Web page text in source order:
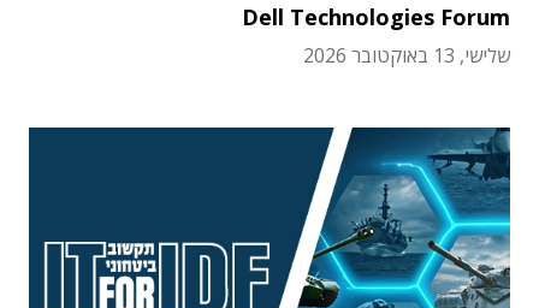
Dell Technologies Forum
שלישי, 13 באוקטובר 2026